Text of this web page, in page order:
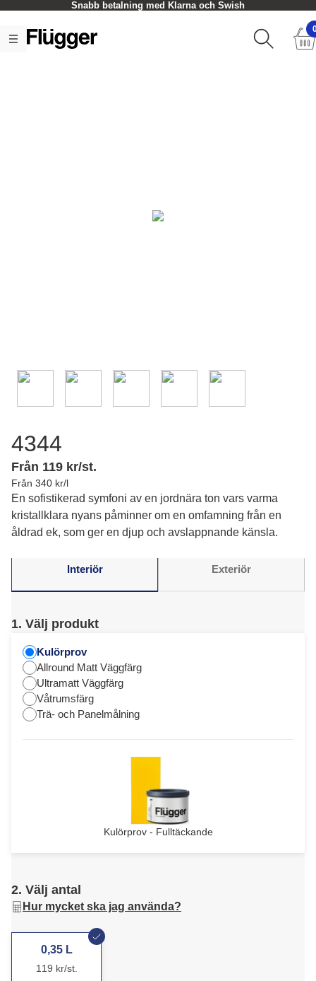
Snabb betalning med Klarna och Swish
4344
Från 119 kr/st.
Från 340 kr/l
En sofistikerad symfoni av en jordnära ton vars varma
kristallklara nyans påminner om en omfamning från en
åldrad ek, som ger en djup och avslappnande känsla.
Interiör Exteriör
1. Välj produkt
Kulörprov
Allround Matt Väggfärg
Ultramatt Väggfärg
Våtrumsfärg
Trä- och Panelmålning
Kulörprov - Fulltäckande
2. Välj antal
Hur mycket ska jag använda?
0,35 L
119 kr/st.